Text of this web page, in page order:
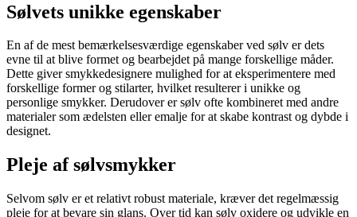
Sølvets unikke egenskaber
En af de mest bemærkelsesværdige egenskaber ved sølv er dets
evne til at blive formet og bearbejdet på mange forskellige måder.
Dette giver smykkedesignere mulighed for at eksperimentere med
forskellige former og stilarter, hvilket resulterer i unikke og
personlige smykker. Derudover er sølv ofte kombineret med andre
materialer som ædelsten eller emalje for at skabe kontrast og dybde i
designet.
Pleje af sølvsmykker
Selvom sølv er et relativt robust materiale, kræver det regelmæssig
pleje for at bevare sin glans. Over tid kan sølv oxidere og udvikle en